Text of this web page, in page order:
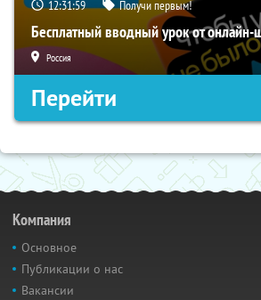
12:31:58 Получи первым!
Бесплатный вводный урок от
Россия
Перейти
Компания
Основное
Публикации о нас
Вакансии